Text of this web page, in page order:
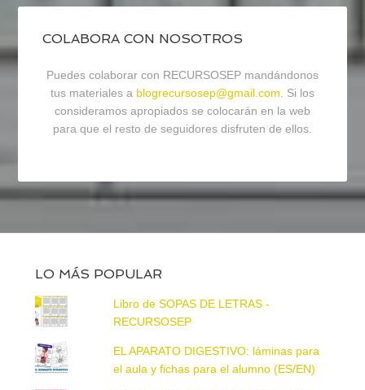
COLABORA CON NOSOTROS
Puedes colaborar con RECURSOSEP mandándonos
tus materiales a blogrecursosep@gmail.com. Si los
consideramos apropiados se colocarán en la web
para que el resto de seguidores disfruten de ellos.
LO MÁS POPULAR
Libro de SOPAS DE LETRAS -
RECURSOSEP
EL APARATO DIGESTIVO: láminas para
el aula y fichas para el alumno (ES/EN)